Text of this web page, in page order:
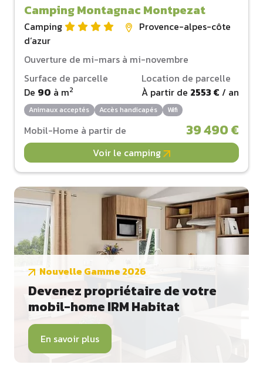
Camping Montagnac Montpezat
Camping
Provence-alpes-côte
d‘azur
Ouverture de mi-mars à mi-novembre
Surface de parcelle
De 90 à m2
Location de parcelle
À partir de 2553 € / an
Animaux acceptés Accès handicapés Wifi
Mobil-Home à partir de 39 490 €
Voir le camping
Nouvelle Gamme 2026
Devenez propriétaire de votre
mobil-home IRM Habitat
En savoir plus